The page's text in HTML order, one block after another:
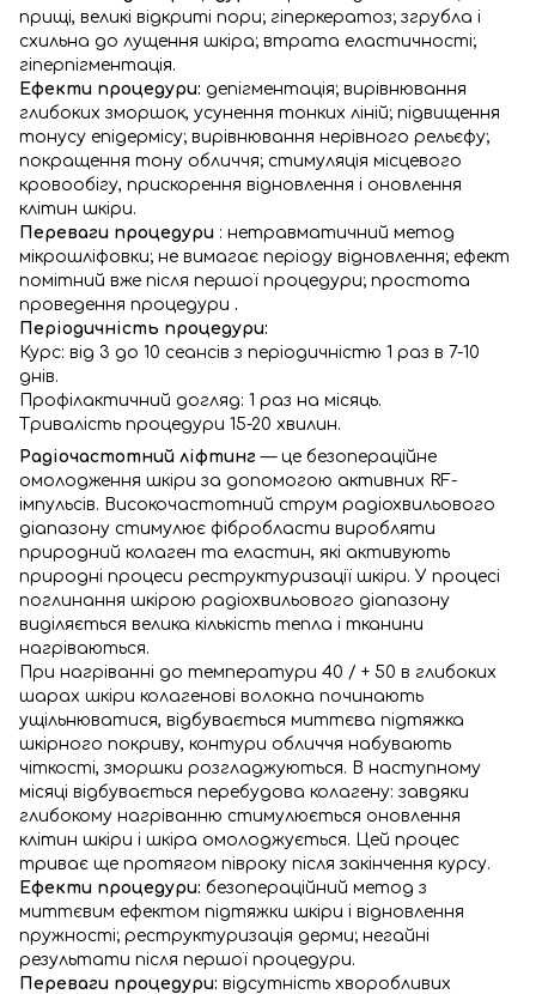
прищі, великі відкриті пори; гіперкератоз; згрубла і
схильна до лущення шкіра; втрата еластичності;
гіперпігментація.
Ефекти процедури: депігментація; вирівнювання
глибоких зморшок, усунення тонких ліній; підвищення
тонусу епідермісу; вирівнювання нерівного рельєфу;
покращення тону обличчя; стимуляція місцевого
кровообігу, прискорення відновлення і оновлення
клітин шкіри.
Переваги процедури : нетравматичний метод
мікрошліфовки; не вимагає періоду відновлення; ефект
помітний вже після першої процедури; простота
проведення процедури .
Періодичність процедури:
Курс: від 3 до 10 сеансів з періодичністю 1 раз в 7-10
днів.
Профілактичний догляд: 1 раз на місяць.
Тривалість процедури 15-20 хвилин.
Радіочастотний ліфтинг— це безопераційне
омолодження шкіри за допомогою активних RF-
імпульсів. Високочастотний струм радіохвильового
діапазону стимулює фібробласти виробляти
природний колаген та еластин, які активують
природні процеси реструктуризації шкіри. У процесі
поглинання шкірою радіохвильового діапазону
виділяється велика кількість тепла і тканини
нагріваються.
При нагріванні до температури 40 / + 50 в глибоких
шарах шкіри колагенові волокна починають
ущільнюватися, відбувається миттєва підтяжка
шкірного покриву, контури обличчя набувають
чіткості, зморшки розгладжуються. В наступному
місяці відбувається перебудова колагену: завдяки
глибокому нагріванню стимулюється оновлення
клітин шкіри і шкіра омолоджується. Цей процес
триває ще протягом півроку після закінчення курсу.
Ефекти процедури: безопераційний метод з
миттєвим ефектом підтяжки шкіри і відновлення
пружності; реструктуризація дерми; негайні
результати після першої процедури.
Переваги процедури: відсутність хворобливих